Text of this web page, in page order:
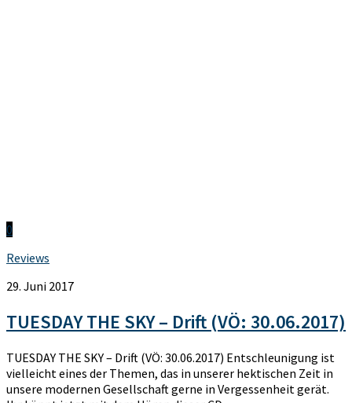
0
Reviews
29. Juni 2017
TUESDAY THE SKY – Drift (VÖ: 30.06.2017)
TUESDAY THE SKY – Drift (VÖ: 30.06.2017) Entschleunigung ist
vielleicht eines der Themen, das in unserer hektischen Zeit in
unsere modernen Gesellschaft gerne in Vergessenheit gerät.